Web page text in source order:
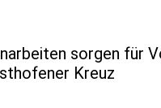
sorgen für
Kreuz